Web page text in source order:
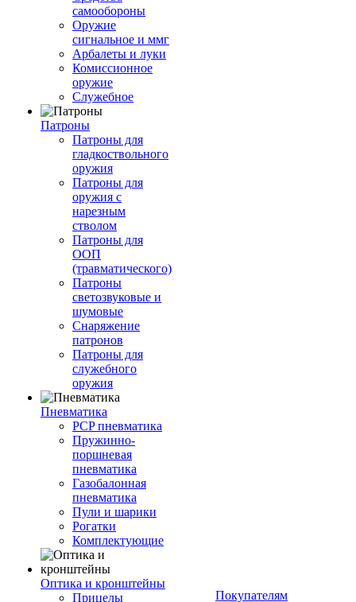
самообороны
Оружие
сигнальное и ммг
Арбалеты и луки
Комиссионное
оружие
Служебное
Патроны
Патроны для
гладкоствольного
оружия
Патроны для
оружия с
нарезным
стволом
Патроны для
ООП
(травматического)
Патроны
светозвуковые и
шумовые
Снаряжение
патронов
Патроны для
служебного
оружия
Пневматика
PCP пневматика
Пружинно-
поршневая
пневматика
Газобалонная
пневматика
Пули и шарики
Рогатки
Комплектующие
Оптика и кронштейны
Прицелы
Покупателям